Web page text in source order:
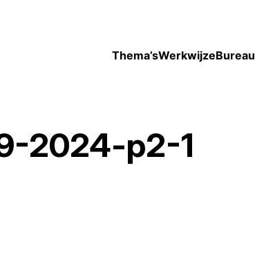
Thema’sWerkwijzeBureau
2024-p2-1